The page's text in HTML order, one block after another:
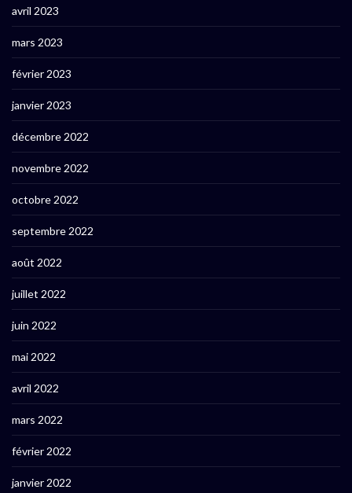
avril 2023
mars 2023
février 2023
janvier 2023
décembre 2022
novembre 2022
octobre 2022
septembre 2022
août 2022
juillet 2022
juin 2022
mai 2022
avril 2022
mars 2022
février 2022
janvier 2022